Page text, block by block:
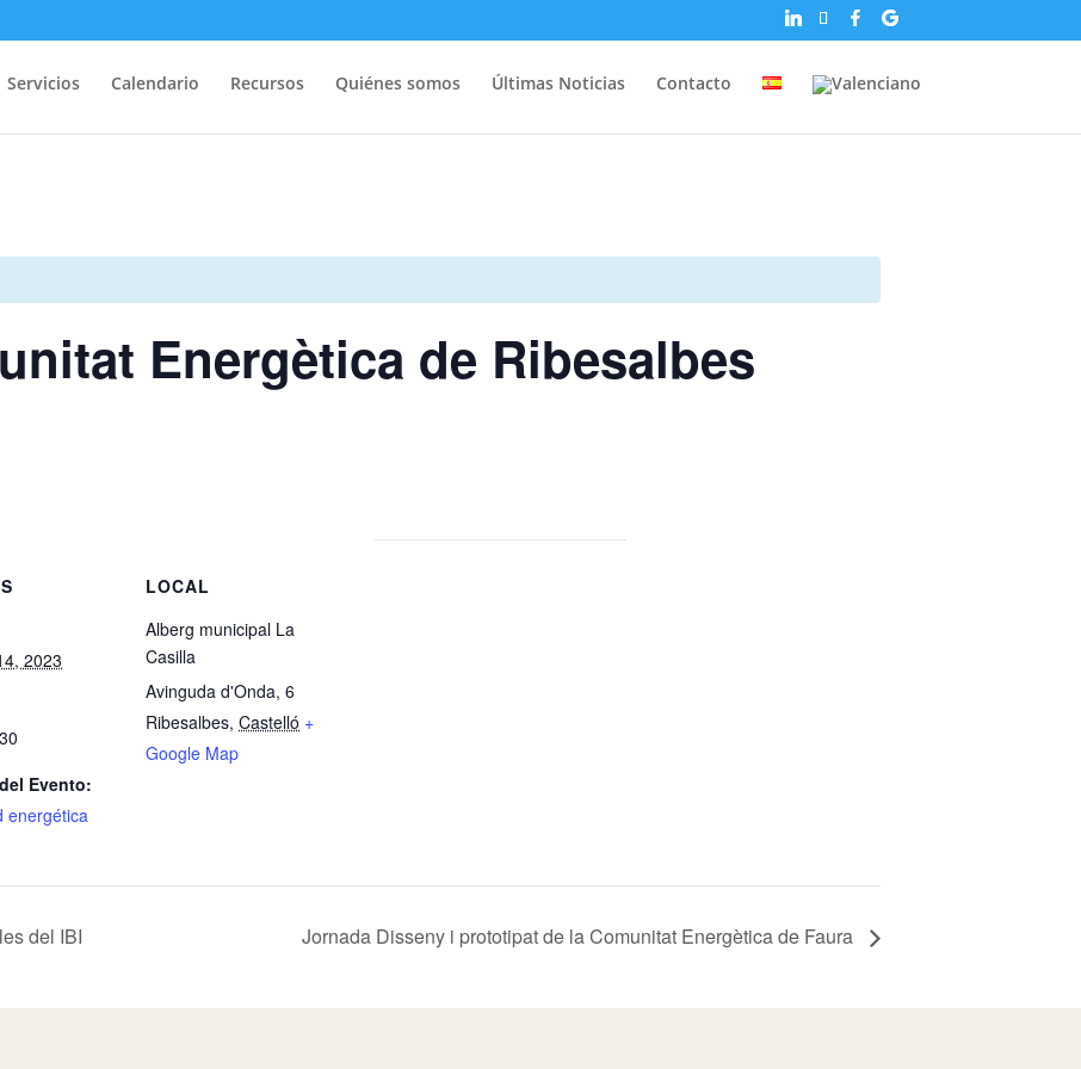
Servicios Calendario Recursos Quiénes somos Últimas Noticias Contacto
Energètica de Ribesalbes
2023
Evento:
energética
LOCAL
Alberg municipal La
Casilla
Avinguda d'Onda, 6
Ribesalbes, Castelló +
Google Map
del IBI Jornada Disseny i prototipat de la Comunitat Energètica de Faura